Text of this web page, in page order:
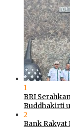
1
BRI
Buddhakirti
2
Bank Rakyat